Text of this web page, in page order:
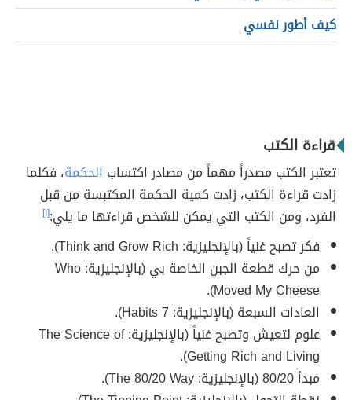
كيف أطور نفسي
قراءة الكتب
تعتبر الكتب مصدراً مهماً من مصادر اكتساب الحكمة، فكلما
زادت قراءة الكتب، زادت كمية الحكمة المكتبسة من قبل
الفرد، ومن الكتب التي يمكن للشخص قراءتها ما يلي:[١]
فكر تصبح غنياً (بالإنجليزية: Think and Grow Rich).
من حرك قطعة الجبن الخاصة بي (بالإنجليزية: Who
Moved My Cheese).
العادات السبعة (بالإنجليزية: 7 Habits).
علوم لتعيش وتصبح غنياً (بالإنجليزية: The Science of
Getting Rich and Living).
مبدأ 80/20 (بالإنجليزية: The 80/20 Way).